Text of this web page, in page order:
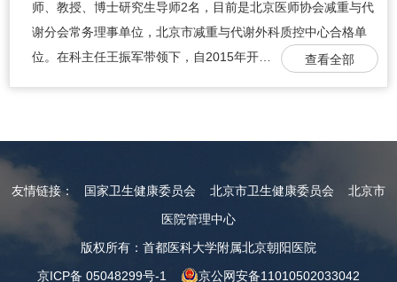
师、教授、博士研究生导师2名，目前是北京医师协会减重与代
谢分会常务理事单位，北京市减重与代谢外科质控中心合格单
位。在科主任王振军带领下，自2015年开…
查看全部
友情链接： 国家卫生健康委员会 北京市卫生健康委员会
北京市
医院管理中心
版权所有：首都医科大学附属北京朝阳医院
京ICP备 05048299号-1
京公网安备11010502033042